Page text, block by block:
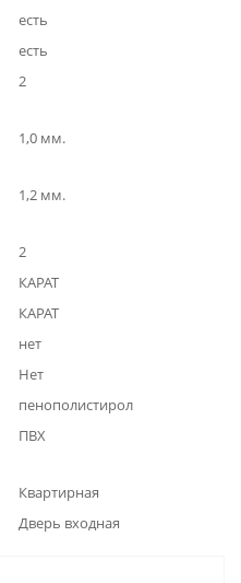
есть
есть
2
1,0 мм.
1,2 мм.
2
КАРАТ
КАРАТ
нет
Нет
пенополистирол
ПВХ
Квартирная
Дверь входная